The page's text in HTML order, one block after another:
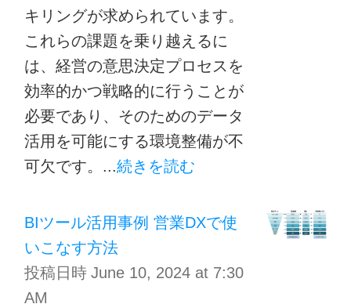
キリングが求められています。
これらの課題を乗り越えるに
は、経営の意思決定プロセスを
効率的かつ戦略的に行うことが
必要であり、そのためのデータ
活用を可能にする環境整備が不
可欠です。...続きを読む
BIツール活用事例 営業DXで使
いこなす方法
投稿日時 June 10, 2024 at 7:30
AM